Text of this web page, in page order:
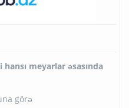
meyarlar əsasında
görə